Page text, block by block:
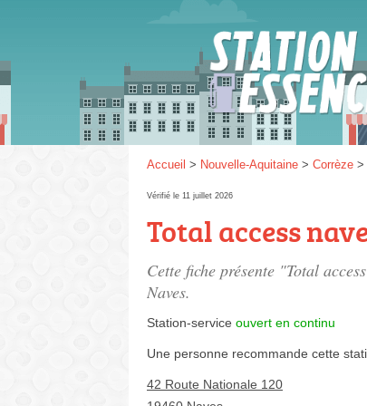
Accueil > Nouvelle-Aquitaine > Corrèze >
Vérifié le 11 juillet 2026
Total access
Cette fiche présente "Total
Naves.
Station-service ouvert en continu
Une personne recommande cette
42 Route Nationale 120